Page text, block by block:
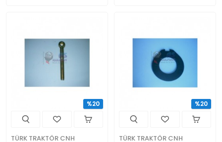
TÜRK TRAKTÖR CNH
%20
TÜRK TRAKTÖR CNH
%20